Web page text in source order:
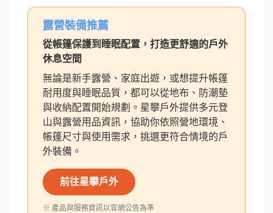
露營裝備推薦
從帳篷保護到睡眠配置，打造更舒適的戶外
休息空間
無論是新手露營、家庭出遊，或想提升帳篷
耐用度與睡眠品質，都可以從地布、防潮墊
與收納配置開始規劃。星攀戶外提供多元登
山與露營用品資訊，協助你依照營地環境、
帳篷尺寸與使用需求，挑選更符合情境的戶
外裝備。
前往星攀戶外
※ 產品與服務資訊以官網公告為準